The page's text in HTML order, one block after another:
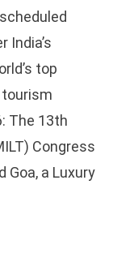
India’s
top
The 13th
Congress
Goa, a Luxury